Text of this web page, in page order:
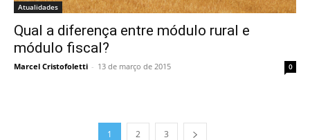
Atualidades
Qual a diferença entre módulo rural e
módulo fiscal?
Marcel Cristofoletti - 13 de março de 2015 0
1 2 3